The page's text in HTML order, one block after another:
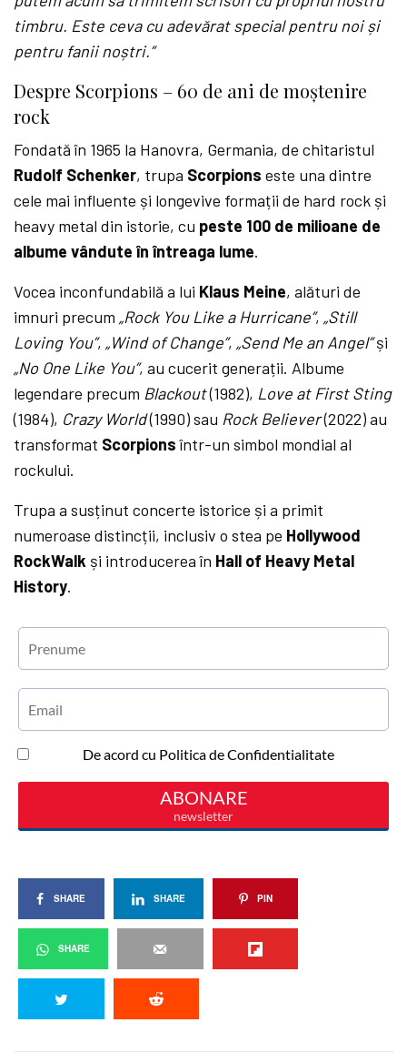
timbru. Este ceva cu adevărat special pentru noi și
pentru fanii noștri.”
Despre Scorpions – 60 de ani de moștenire
rock
Fondată în 1965 la Hanovra, Germania, de chitaristul
Rudolf Schenker, trupa Scorpions este una dintre
cele mai influente și longevive formații de hard rock și
heavy metal din istorie, cu peste 100 de milioane de
albume vândute în întreaga lume.
Vocea inconfundabilă a lui Klaus Meine, alături de
imnuri precum„Rock You Like a Hurricane”,„Still
Loving You”,„Wind of Change”,„Send Me an Angel”și
„No One Like You”, au cucerit generații. Albume
legendare precum Blackout(1982), Love at First Sting
(1984), Crazy World(1990) sau Rock Believer(2022) au
transformat Scorpionsîntr-un simbol mondial al
rockului.
Trupa a susținut concerte istorice și a primit
numeroase distincții, inclusiv o stea pe Hollywood
RockWalk și introducerea în Hall of Heavy Metal
History.
SHARE SHARE PIN
SHARE